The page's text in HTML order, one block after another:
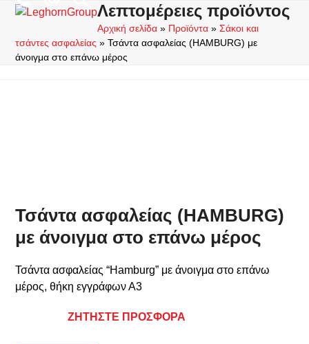
Skip
content
Open
mobile
menu
Close
mobile
menu
Λεπτομέρειες προϊόντος
Αρχική σελίδα » Προϊόντα »Σάκοι και
τσάντες ασφαλείας »Τσάντα ασφαλείας (HAMBURG) με
άνοιγμα στο επάνω μέρος
Τσάντα ασφαλείας (HAMBURG)
με άνοιγμα στο επάνω μέρος
Τσάντα ασφαλείας “Hamburg” με άνοιγμα στο επάνω
μέρος, θήκη εγγράφων Α3
ΖΗΤΗΣΤΕ ΠΡΟΣΦΟΡΑ